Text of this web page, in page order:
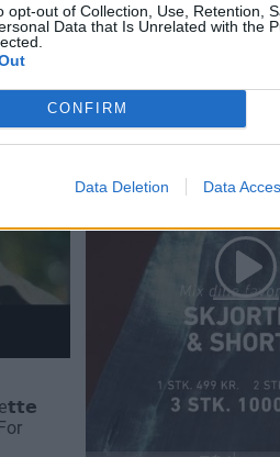
opt-out of Collection, Use, Retention,
Data that Is Unrelated with the
CONFIRM
Data Deletion Data